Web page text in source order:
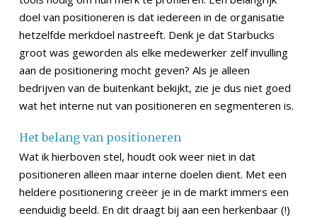
doel van positioneren is dat iedereen in de organisatie
hetzelfde merkdoel nastreeft. Denk je dat Starbucks
groot was geworden als elke medewerker zelf invulling
aan de positionering mocht geven? Als je alleen
bedrijven van de buitenkant bekijkt, zie je dus niet goed
wat het interne nut van positioneren en segmenteren is.
Het belang van positioneren
Wat ik hierboven stel, houdt ook weer niet in dat
positioneren alleen maar interne doelen dient. Met een
heldere positionering creëer je in de markt immers een
eenduidig beeld. En dit draagt bij aan een herkenbaar (!)